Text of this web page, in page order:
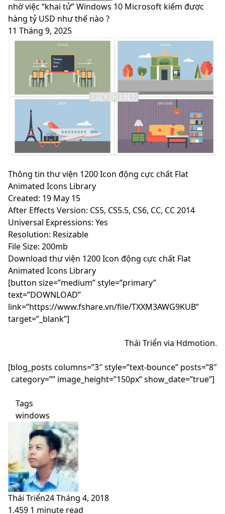
nhờ việc “khai tử” Windows 10 Microsoft kiếm được
hàng tỷ USD như thế nào ?
11 Tháng 9, 2025
Thông tin thư viện 1200 Icon động cực chất Flat
Animated Icons Library
Created: 19 May 15
After Effects Version: CS5, CS5.5, CS6, CC, CC 2014
Universal Expressions: Yes
Resolution: Resizable
File Size: 200mb
Download thư viện 1200 Icon động cực chất Flat
Animated Icons Library
[button size=”medium” style=”primary”
text=”DOWNLOAD”
link=”https://www.fshare.vn/file/TXXM3AWG9KUB”
target=”_blank”]
Thái Triển via Hdmotion.
[blog_posts columns=”3″ style=”text-bounce” posts=”8″
category=”” image_height=”150px” show_date=”true”]
Tags
windows
Thái Triển24 Tháng 4, 2018
1.459 1 minute read